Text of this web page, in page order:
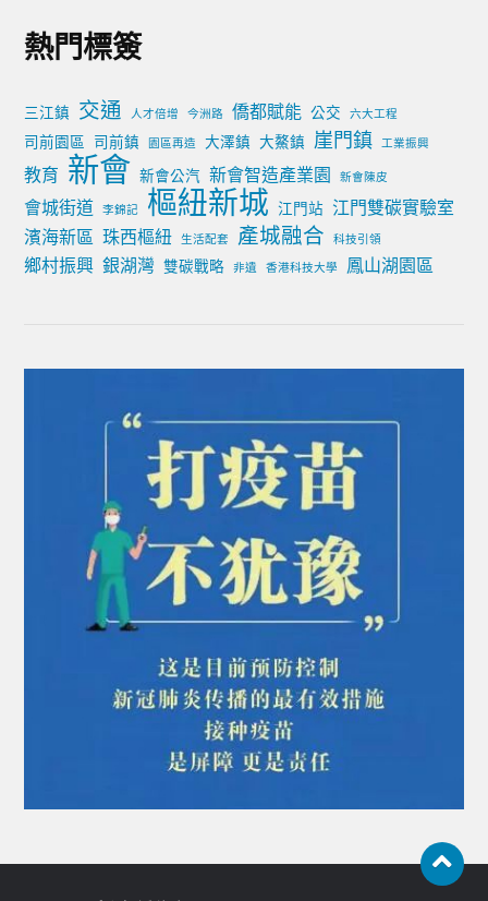
熱門標簽
三江鎮 交通 人才倍增 今洲路 僑都賦能 公交 六大工程
司前園區 司前鎮 園區再造 大澤鎮 大鰲鎮 崖門鎮 工業振興
教育 新會 新會公汽 新會智造產業園 新會陳皮
會城街道 李錦記 樞紐新城 江門站
江門雙碳實驗室
濱海新區 珠西樞紐 生活配套 產城融合 科技引領
鄉村振興 銀湖灣 雙碳戰略 非遺 香港科技大學 鳳山湖園區